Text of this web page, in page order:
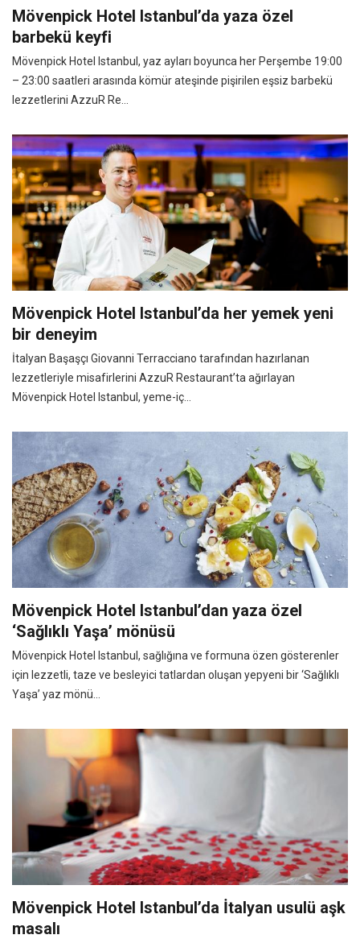
Mövenpick Hotel Istanbul’da yaza özel
barbekü keyfi
Mövenpick Hotel Istanbul, yaz ayları boyunca her Perşembe 19:00
– 23:00 saatleri arasında kömür ateşinde pişirilen eşsiz barbekü
lezzetlerini AzzuR Re...
Mövenpick Hotel Istanbul’da her yemek yeni
bir deneyim
İtalyan Başaşçı Giovanni Terracciano tarafından hazırlanan
lezzetleriyle misafirlerini AzzuR Restaurant’ta ağırlayan
Mövenpick Hotel Istanbul, yeme-iç...
Mövenpick Hotel Istanbul’dan yaza özel
‘Sağlıklı Yaşa’ mönüsü
Mövenpick Hotel Istanbul, sağlığına ve formuna özen gösterenler
için lezzetli, taze ve besleyici tatlardan oluşan yepyeni bir ‘Sağlıklı
Yaşa’ yaz mönü...
Mövenpick Hotel Istanbul’da İtalyan usulü aşk
masalı